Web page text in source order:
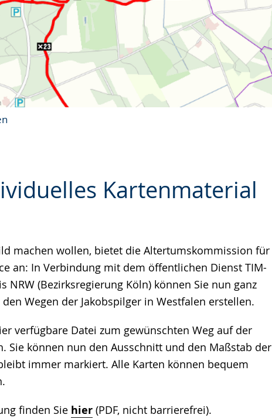
Kartenmaterial
machen wollen, bietet die Altertumskommission für
an: In Verbindung mit dem öffentlichen Dienst TIM-
NRW (Bezirksregierung Köln) können Sie nun ganz
Wegen der Jakobspilger in Westfalen erstellen.
verfügbare Datei zum gewünschten Weg auf der
Sie können nun den Ausschnitt und den Maßstab der
immer markiert. Alle Karten können bequem
finden Sie hier (PDF, nicht barrierefrei).